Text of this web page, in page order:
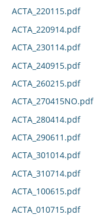
ACTA_220115.pdf
ACTA_220914.pdf
ACTA_230114.pdf
ACTA_240915.pdf
ACTA_260215.pdf
ACTA_270415NO.pdf
ACTA_280414.pdf
ACTA_290611.pdf
ACTA_301014.pdf
ACTA_310714.pdf
ACTA_100615.pdf
ACTA_010715.pdf